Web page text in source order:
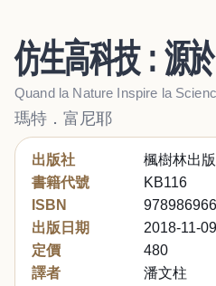
仿生高科技：源
Quand la Nature Inspire la
瑪特．富尼耶
出版社
楓樹林出
書籍代號
KB116
ISBN
出版日期
2018-11-09
定價
480
譯者
潘文柱